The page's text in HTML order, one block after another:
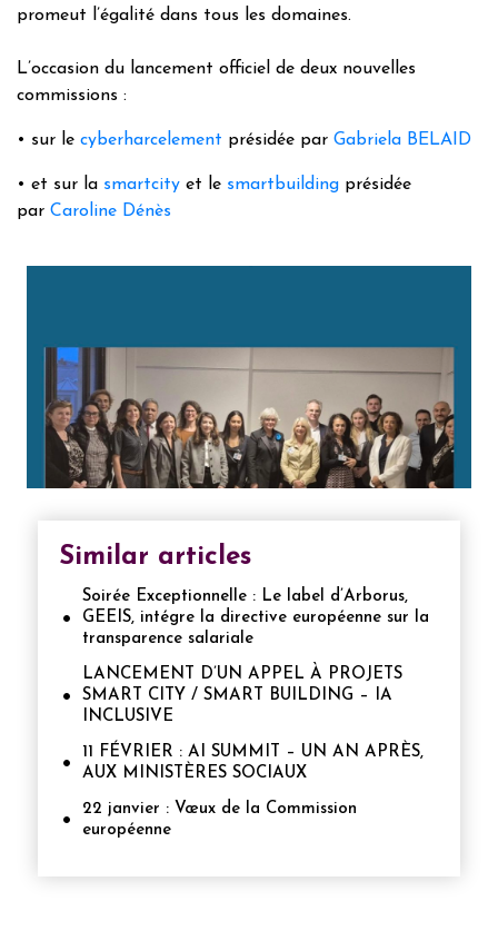
promeut l’égalité dans tous les domaines.
L’occasion du lancement officiel de deux nouvelles
commissions :
• sur le cyberharcelement présidée par Gabriela BELAID
• et sur la smartcity et le smartbuilding présidée
par Caroline Dénès
Similar articles
Soirée Exceptionnelle : Le label d’Arborus,
GEEIS, intégre la directive européenne sur la
transparence salariale
LANCEMENT D’UN APPEL À PROJETS
SMART CITY / SMART BUILDING – IA
INCLUSIVE
11 FÉVRIER : AI SUMMIT – UN AN APRÈS,
AUX MINISTÈRES SOCIAUX
22 janvier : Vœux de la Commission
européenne